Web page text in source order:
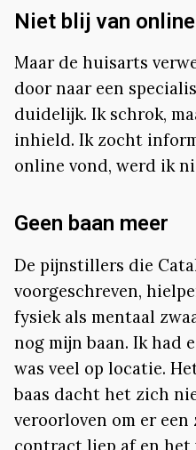
Niet blij van
Maar de huisarts
door naar een
duidelijk. Ik schrok,
inhield. Ik zocht
online vond, werd ik
Geen baan meer
De pijnstillers die
voorgeschreven,
fysiek als mentaal
nog mijn baan. Ik had
was veel op locatie.
baas dacht het zich
veroorloven om er
contract liep af en